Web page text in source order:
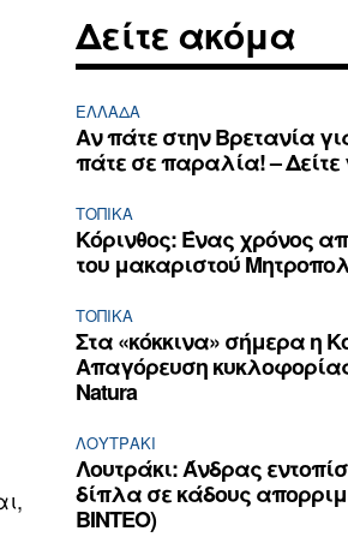
Δείτε ακόμα
ΕΛΛΆΔΑ
Αν πάτε στην Βρετανία
πάτε σε παραλία! – Δείτε
ΤΟΠΙΚΑ
Κόρινθος: Ένας χρόνος
του μακαριστού
ΤΟΠΙΚΑ
Στα «κόκκινα» σήμερα η
Απαγόρευση
Natura
ΛΟΥΤΡΆΚΙ
Λουτράκι: Άνδρας
δίπλα σε κάδους
ΒΙΝΤΕΟ)